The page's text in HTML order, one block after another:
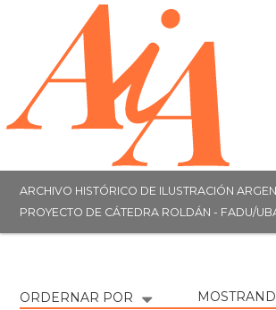
ARCHIVO HISTÓRICO DE ILUSTRACIÓN
PROYECTO DE CÁTEDRA ROLDÁN - FADU/
ORDERNAR POR